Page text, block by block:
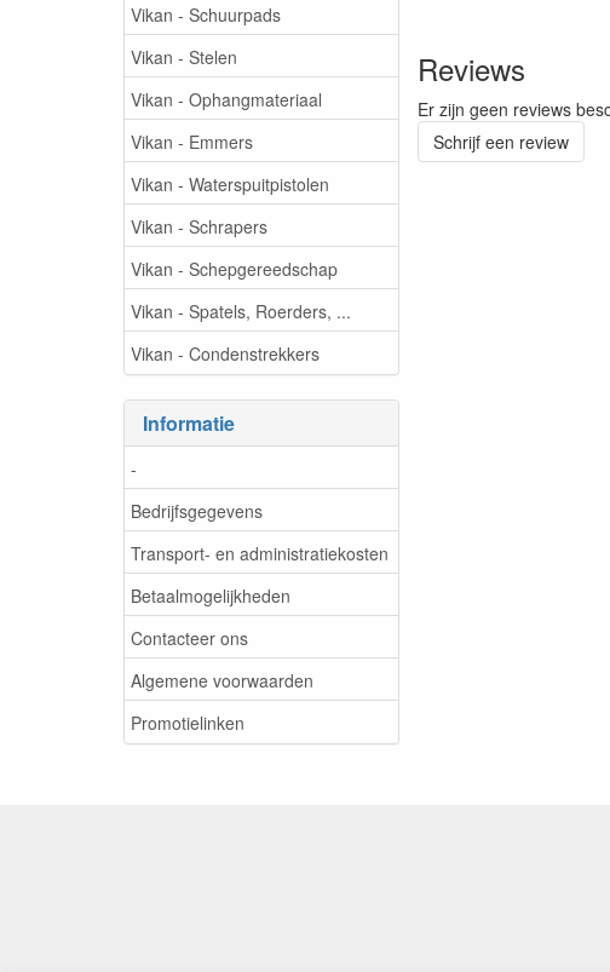
Vikan - Schuurpads
Vikan - Stelen
Vikan - Ophangmateriaal
Vikan - Emmers
Vikan - Waterspuitpistolen
Vikan - Schrapers
Vikan - Schepgereedschap
Vikan - Spatels, Roerders, ...
Vikan - Condenstrekkers
Informatie
-
Bedrijfsgegevens
Transport- en administratiekosten
Betaalmogelijkheden
Contacteer ons
Algemene voorwaarden
Promotielinken
Reviews
Er zijn geen reviews
Schrijf een review